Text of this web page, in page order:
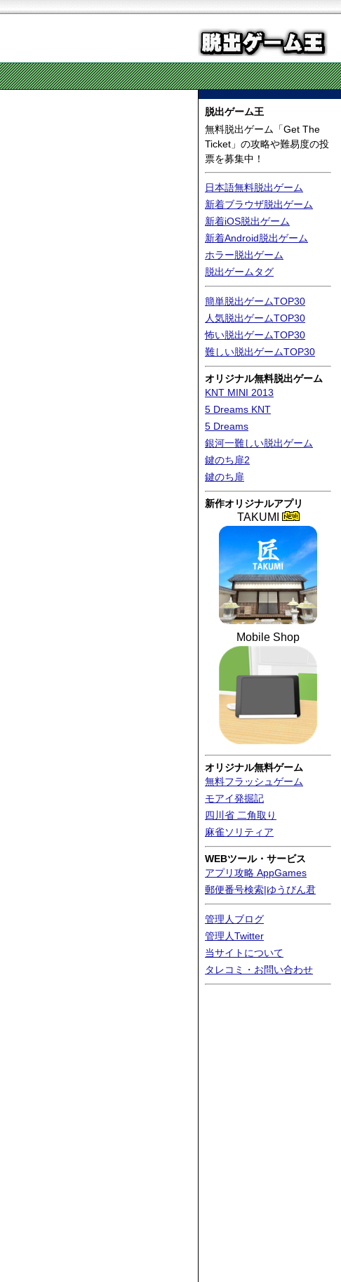
脱出ゲーム王
無料脱出ゲーム「Get The
Ticket」の攻略や難易度の投
票を募集中！
日本語無料脱出ゲーム
新着ブラウザ脱出ゲーム
新着iOS脱出ゲーム
新着Android脱出ゲーム
ホラー脱出ゲーム
脱出ゲームタグ
簡単脱出ゲームTOP30
人気脱出ゲームTOP30
怖い脱出ゲームTOP30
難しい脱出ゲームTOP30
オリジナル無料脱出ゲーム
KNT MINI 2013
5 Dreams KNT
5 Dreams
銀河一難しい脱出ゲーム
鍵のち扉2
鍵のち扉
新作オリジナルアプリ
TAKUMI
Mobile Shop
オリジナル無料ゲーム
無料フラッシュゲーム
モアイ発掘記
四川省 二角取り
麻雀ソリティア
WEBツール・サービス
アプリ攻略 AppGames
郵便番号検索|ゆうびん君
管理人ブログ
管理人Twitter
当サイトについて
タレコミ・お問い合わせ